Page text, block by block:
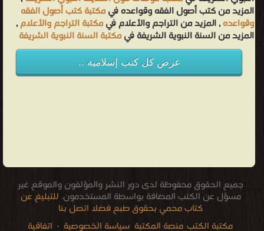
المزيد من كتب أصول الفقه وقواعده فيمكتبة كتب أصول الفقه
وقواعده, المزيد من التراجم والأعلام فيمكتبة التراجم والأعلام,
المزيد من السنة النبوية الشريفة فيمكتبة السنة النبوية الشريفة
عرض كل كتب إسلامية ..
جميع الحقوق محفوظة لدى دور النشر والمؤلفون والموقع غير
مسؤل عن الكتب المضافة بواسطة المستخدمون. للتبليغ عن
كتاب محمي بحقوق طبع فضلا اتصل بنا
مكتبة الكتب منصة المكتبة سياسة الخصوصية · اتفاقية